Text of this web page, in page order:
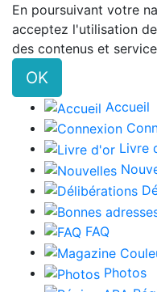
En poursuivant votre
acceptez l'utilisation
des contenus et
OK
Accueil
Livre
FAQ
Photos